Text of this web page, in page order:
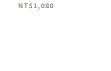
NT$1,080